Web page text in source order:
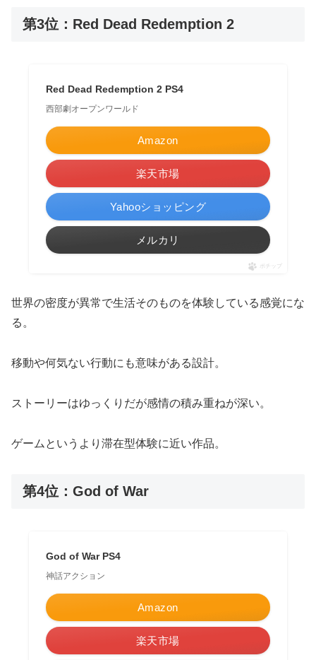
第3位：Red Dead Redemption 2
Red Dead Redemption 2 PS4
西部劇オープンワールド
Amazon
楽天市場
Yahooショッピング
メルカリ
ポチップ
世界の密度が異常で生活そのものを体験している感覚にな
る。
移動や何気ない行動にも意味がある設計。
ストーリーはゆっくりだが感情の積み重ねが深い。
ゲームというより滞在型体験に近い作品。
第4位：God of War
God of War PS4
神話アクション
Amazon
楽天市場